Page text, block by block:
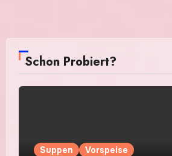
Schon Probiert?
Suppen Vorspeise